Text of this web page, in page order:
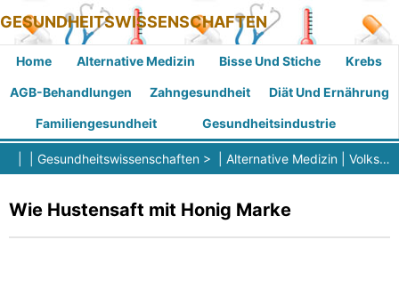
GESUNDHEITSWISSENSCHAFTEN
Home Alternative Medizin Bisse Und Stiche Krebs
AGB-Behandlungen Zahngesundheit Diät Und Ernährung
Familiengesundheit Gesundheitsindustrie
Gesundheitswissenschaften > | Alternative Medizin Volksmedizin (Volksheilkunde)
Wie Hustensaft mit Honig Marke